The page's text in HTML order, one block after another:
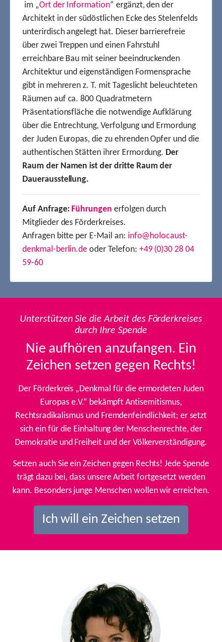
im „Ort der Information“ ergänzt, den der
Architekt in der südöstlichen Ecke des Stelenfelds
unterirdisch angelegt hat. Dieser barrierefreie
über zwei Treppen und einen Fahrstuhl
erreichbare Bau mit seiner beeindruckenden
Architektur und eigenständigen Formensprache
gibt in mehreren z. T. mit Tageslicht beleuchteten
Räumen auf ca. 800 Quadratmetern
Präsentationsfläche die notwendige Aufklärung
über die Entrechtung, Verfolgung und Ermordung
der Juden Europas, die zu ehrenden Opfer und die
authentischen Stätten ihrer Ermordung. Der
Raum der Namen ist der dritte Raum der
Dauerausstellung.
Auf Anfrage: Führungen erfolgen durch
Mitglieder des Förderkreises.
Anfragen bitte per E-Mail an: info@holocaust-
denkmal-berlin.de oder Telefon: +49 (0)30 28 04
59-60
Unterstützen Sie die Arbeit des Förderkreises
durch Ihre Spende
Nie aufhören anzufangen. Ein
Zeichen setzen gegen Rechts!
Der Förderkreis „Denkmal für die ermordeten Juden
Europas e.V.“ bekämpft Antisemitismus,
Rechtsradikalismus und Fremdenfeindlichkeit; er setzt
sich ein für die Einhaltung der Menschenrechte, der
Demokratie und Freiheit und der Völkerverständigung.
Setzen auch Sie ein Zeichen gegen Rechts! Jede Spende
trägt dazu bei, dass unsere Arbeit fortgesetzt werden
kann. Besonders junge Menschen wollen wir erreichen.
Ich will ein Zeichen setzen